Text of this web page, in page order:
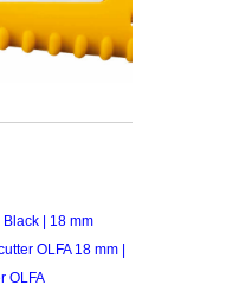
Black | 18 mm
OLFA 18 mm |
OLFA